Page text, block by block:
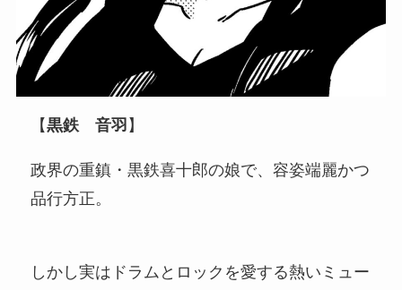
【黒鉄 音羽 】
政界の重鎮・黒鉄喜十郎の娘で、容姿端麗かつ
品行方正。
しかし実はドラムとロックを愛する熱いミュー